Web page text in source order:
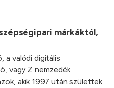
márkáktól,
a valódi digitális
vagy Z nemzedék.
akik 1997 után születtek